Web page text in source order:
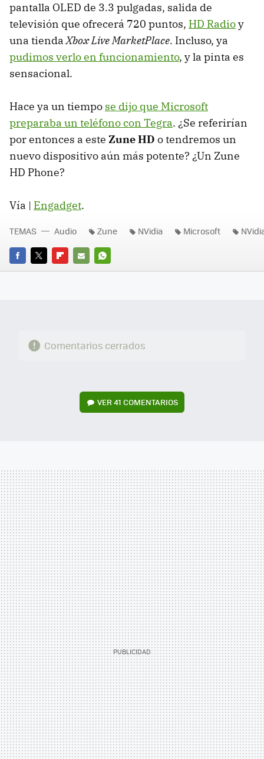
pantalla OLED de 3.3 pulgadas, salida de
televisión que ofrecerá 720 puntos, HD Radioy
una tiendaXbox Live MarketPlace. Incluso, ya
pudimos verlo en funcionamiento, y la pinta es
sensacional.
Hace ya un tiempo se dijo que Microsoft
preparaba un teléfono con Tegra. ¿Se referirían
por entonces a este Zune HD o tendremos un
nuevo dispositivo aún más potente? ¿Un Zune
HD Phone?
Vía | Engadget.
FACEBOOK
TWITTERFLIPBOARD
E-
WHATSAPP
TEMAS Audio Zune NVidia Microsoft
Comentarios cerrados
VER41 COMENTARIOS